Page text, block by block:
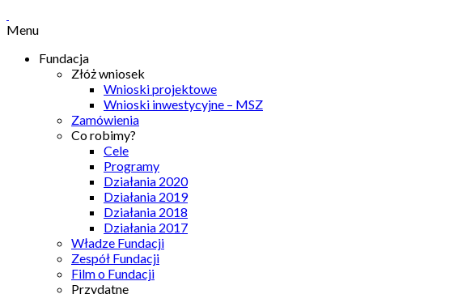
Menu
Fundacja
Złóż wniosek
Wnioski projektowe
Wnioski inwestycyjne – MSZ
Zamówienia
Co robimy?
Cele
Programy
Działania 2020
Działania 2019
Działania 2018
Działania 2017
Władze Fundacji
Zespół Fundacji
Film o Fundacji
Przydatne